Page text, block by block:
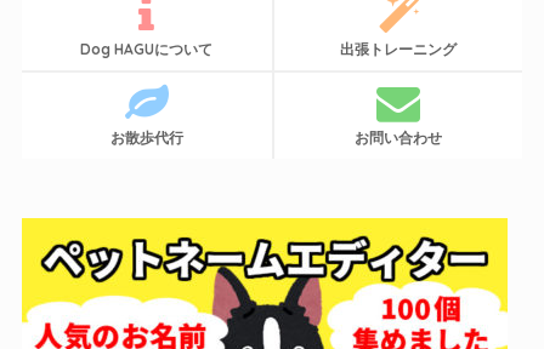
Dog HAGUについて 出張トレーニング
お散歩代行 お問い合わせ